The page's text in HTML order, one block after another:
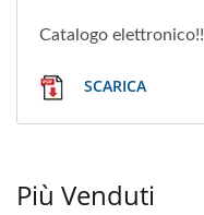
Catalogo elettronico!!
SCARICA
Più Venduti